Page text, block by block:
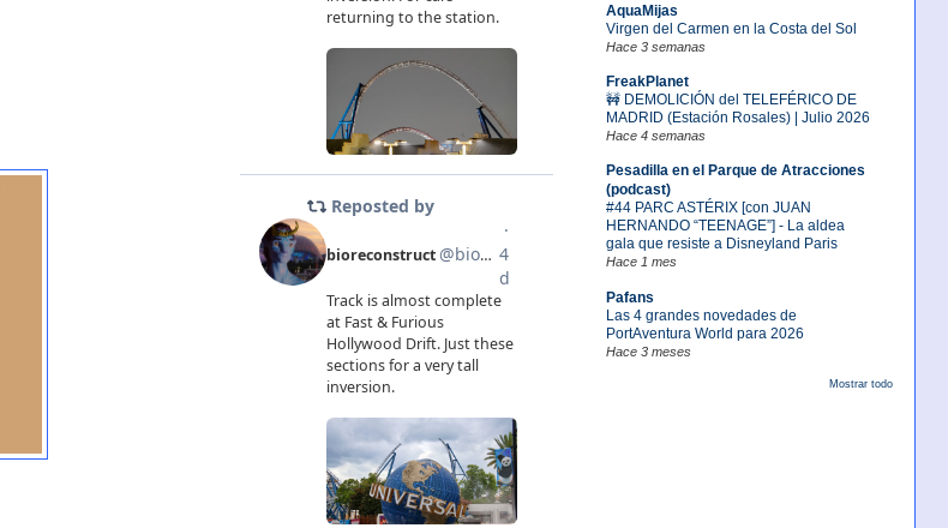
AquaMijas
Virgen del Carmen en la Costa del Sol
Hace 3 semanas
FreakPlanet
🚧 DEMOLICIÓN del TELEFÉRICO DE
MADRID (Estación Rosales) | Julio 2026
Hace 4 semanas
Pesadilla en el Parque de Atracciones
(podcast)
#44 PARC ASTÉRIX [con JUAN
HERNANDO “TEENAGE”] - La aldea
gala que resiste a Disneyland Paris
Hace 1 mes
Pafans
Las 4 grandes novedades de
PortAventura World para 2026
Hace 3 meses
Mostrar todo